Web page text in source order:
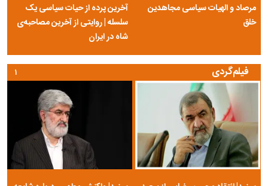
مرصاد و الهیات سیاسی مجاهدین
خلق
آخرین پرده از حیات سیاسی یک
سلسله | روایتی از آخرین مصاحبه‌ی
شاه در ایران
فیلم‌گردی ۱